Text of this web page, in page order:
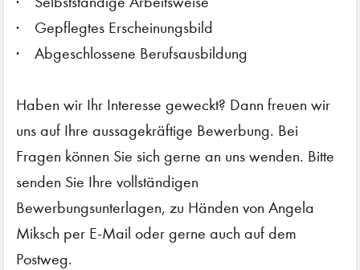
Gepflegtes Erscheinungsbild
Abgeschlossene Berufsausbildung
Haben wir Ihr Interesse geweckt? Dann freuen wir
uns auf Ihre aussagekräftige Bewerbung. Bei
Fragen können Sie sich gerne an uns wenden. Bitte
senden Sie Ihre vollständigen
Bewerbungsunterlagen, zu Händen von Angela
Miksch per E-Mail oder gerne auch auf dem
Postweg.